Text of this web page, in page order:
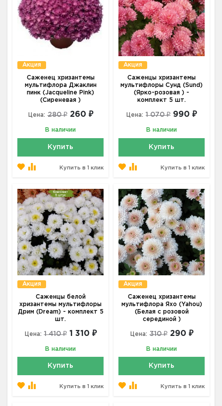
Акция
Саженец хризантемы
мультифлора Джаклин
пинк (Jacqueline Pink)
(Сиреневая )
Цена: 280 ₽ 260 ₽
В наличии
Купить
Купить в 1 клик
Акция
Саженцы хризантемы
мультифлоры Сунд (Sund)
(Ярко-розовая ) -
комплект 5 шт.
Цена: 1 070 ₽ 990 ₽
В наличии
Купить
Купить в 1 клик
Акция
Саженцы белой
хризантемы мультифлоры
Дрим (Dream) - комплект 5
шт.
Цена: 1 410 ₽ 1 310 ₽
В наличии
Купить
Купить в 1 клик
Акция
Саженец хризантемы
мультифлора Яхо (Yahou)
(Белая с розовой
серединой )
Цена: 310 ₽ 290 ₽
В наличии
Купить
Купить в 1 клик